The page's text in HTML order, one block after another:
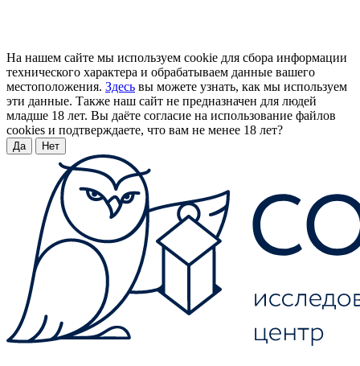
На нашем сайте мы используем cookie для сбора информации
технического характера и обрабатываем данные вашего
местоположения. Здесь вы можете узнать, как мы используем
эти данные. Также наш сайт не предназначен для людей
младше 18 лет. Вы даёте согласие на использование файлов
cookies и подтверждаете, что вам не менее 18 лет?
Да Нет